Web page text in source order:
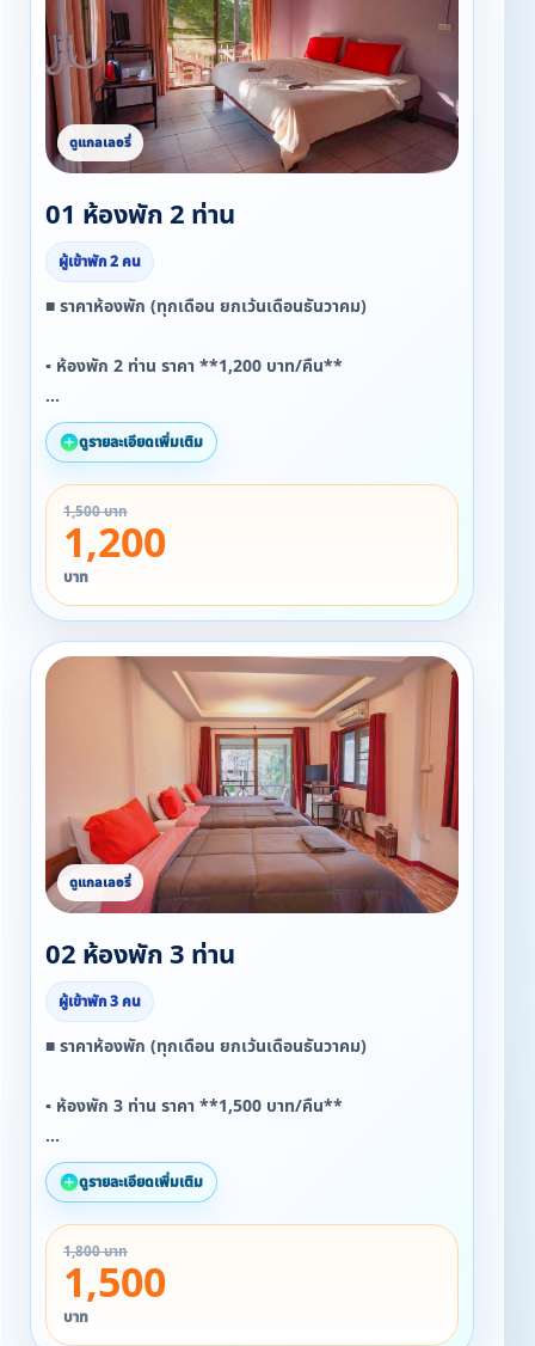
01 ห้องพัก 2 ท่าน
ผู้เข้าพัก 2 คน
■ ราคาห้องพัก (ทุกเดือน ยกเว้นเดือนธันวาคม)
▪ ห้องพัก 2 ท่าน ราคา **1,200 บาท/คืน**
* รวมอาหารเช้า
* มีทั้งเตียงเล็ก 2 เตียง
* หรือเตียงใหญ่ 1 เตียง
- แอร์ ทีวี ตู้เย็น กาต้มน้ำ
ดูรายละเอียดเพิ่มเติม
1,500 บาท
1,200
บาท
02 ห้องพัก 3 ท่าน
ผู้เข้าพัก 3 คน
■ ราคาห้องพัก (ทุกเดือน ยกเว้นเดือนธันวาคม)
▪ ห้องพัก 3 ท่าน ราคา **1,500 บาท/คืน**
* รวมอาหารเช้า
* มีทั้งเตียงเล็ก 3 เตียง
* หรือเตียงใหญ่ 1 เตียง + เตียงเล็ก 1 เตียง
- แอร์ ทีวี ตู้เย็น กาต้มน้ำ
ดูรายละเอียดเพิ่มเติม
1,800 บาท
1,500
บาท